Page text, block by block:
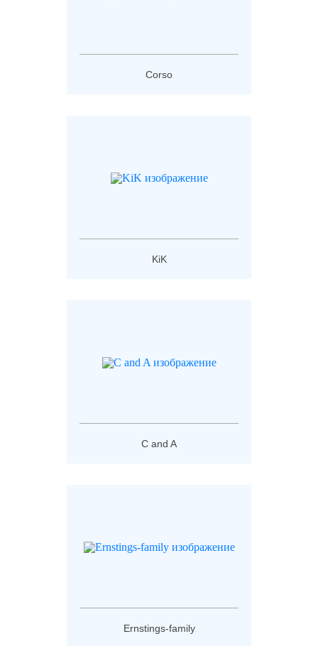
Corso
KiK
C and A
Ernstings-family